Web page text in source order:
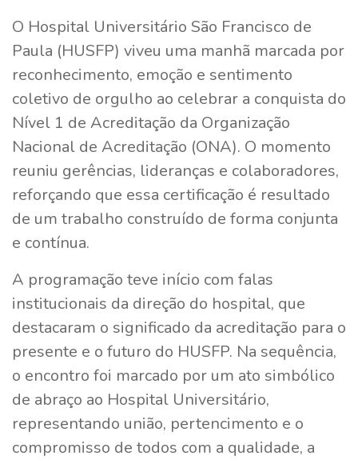
O Hospital Universitário São Francisco de
Paula (HUSFP) viveu uma manhã marcada por
reconhecimento, emoção e sentimento
coletivo de orgulho ao celebrar a conquista do
Nível 1 de Acreditação da Organização
Nacional de Acreditação (ONA). O momento
reuniu gerências, lideranças e colaboradores,
reforçando que essa certificação é resultado
de um trabalho construído de forma conjunta
e contínua.
A programação teve início com falas
institucionais da direção do hospital, que
destacaram o significado da acreditação para o
presente e o futuro do HUSFP. Na sequência,
o encontro foi marcado por um ato simbólico
de abraço ao Hospital Universitário,
representando união, pertencimento e o
compromisso de todos com a qualidade, a